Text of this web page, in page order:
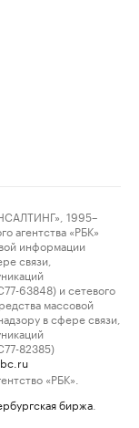
1995–
агентства «РБК»
информации
связи,
63848) и сетевого
массовой
в сфере связи,
82385)
«РБК».
биржа